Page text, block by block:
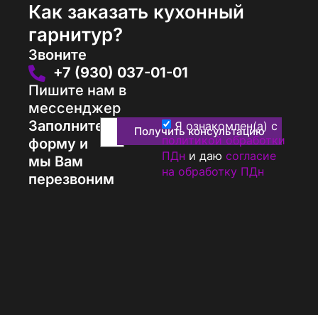
Как заказать кухонный
гарнитур?
Звоните
+7 (930) 037-01-01
Пишите нам в
мессенджер
Заполните
форму и
мы Вам
перезвоним
Получить консультацию
Я ознакомлен(а) с
политикой обработки
ПДн и даю согласие
на обработку ПДн